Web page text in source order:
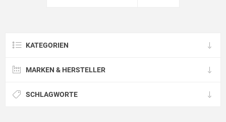
KATEGORIEN
MARKEN & HERSTELLER
SCHLAGWORTE